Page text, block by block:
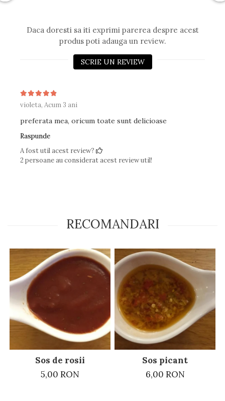
Daca doresti sa iti exprimi parerea despre acest
produs poti adauga un review.
SCRIE UN REVIEW
violeta, Acum 3 ani
preferata mea, oricum toate sunt delicioase
Raspunde
A fost util acest review?
2 persoane au considerat acest review util!
RECOMANDARI
Sos de rosii
5,00 RON
Sos picant
6,00 RON